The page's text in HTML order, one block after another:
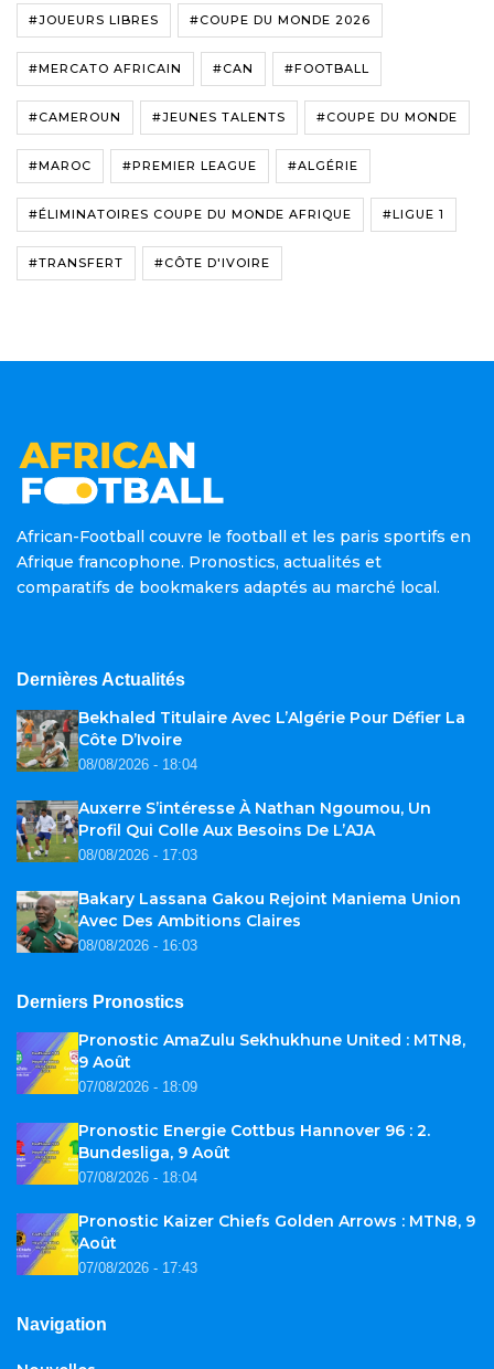
#JOUEURS LIBRES #COUPE DU MONDE 2026
#MERCATO AFRICAIN #CAN #FOOTBALL
#CAMEROUN #JEUNES TALENTS #COUPE DU MONDE
#MAROC #PREMIER LEAGUE #ALGÉRIE
#ÉLIMINATOIRES COUPE DU MONDE AFRIQUE #LIGUE 1
#TRANSFERT #CÔTE D'IVOIRE
African-Football couvre le football et les paris sportifs en
Afrique francophone. Pronostics, actualités et
comparatifs de bookmakers adaptés au marché local.
Dernières Actualités
Bekhaled Titulaire Avec L’Algérie Pour Défier La
Côte D’Ivoire
08/08/2026 - 18:04
Auxerre S’intéresse À Nathan Ngoumou, Un
Profil Qui Colle Aux Besoins De L’AJA
08/08/2026 - 17:03
Bakary Lassana Gakou Rejoint Maniema Union
Avec Des Ambitions Claires
08/08/2026 - 16:03
Derniers Pronostics
Pronostic AmaZulu Sekhukhune United : MTN8,
9 Août
07/08/2026 - 18:09
Pronostic Energie Cottbus Hannover 96 : 2.
Bundesliga, 9 Août
07/08/2026 - 18:04
Pronostic Kaizer Chiefs Golden Arrows : MTN8, 9
Août
07/08/2026 - 17:43
Navigation